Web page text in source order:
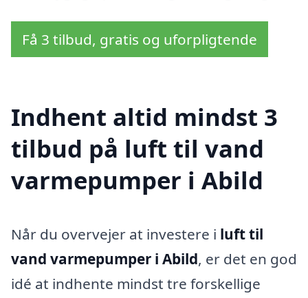
Få 3 tilbud, gratis og uforpligtende
Indhent altid mindst 3
tilbud på luft til vand
varmepumper i Abild
Når du overvejer at investere i luft til
vand varmepumper i Abild, er det en god
idé at indhente mindst tre forskellige